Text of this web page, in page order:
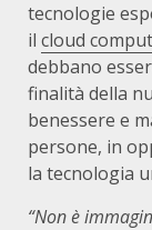
tecnologie
il cloud
debbano
finalità della
benessere e
persone, in
la tecnologia
“Non è